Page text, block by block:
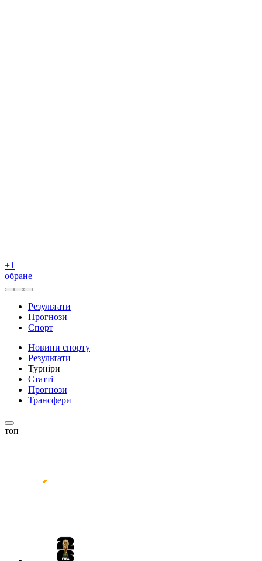
+1
обране
Результати
Прогнози
Спорт
Новини спорту
Результати
Турніри
Статті
Прогнози
Трансфери
топ